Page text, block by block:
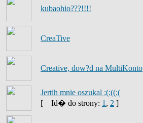
kubaohio???!!!!
CreaTive
Creative, dow?d na MultiKonto
Jertih mnie oszukal :(:((:(
[
Id� do strony: 1 , 2 ]